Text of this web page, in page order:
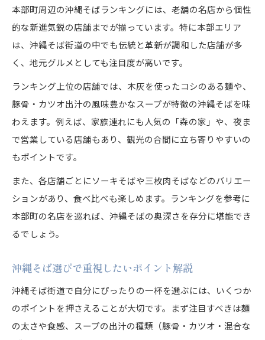
本部町周辺の沖縄そばランキングには、老舗の名店から個性
的な新進気鋭の店舗までが揃っています。特に本部エリア
は、沖縄そば街道の中でも伝統と革新が調和した店舗が多
く、地元グルメとしても注目度が高いです。
ランキング上位の店舗では、木灰を使ったコシのある麺や、
豚骨・カツオ出汁の風味豊かなスープが特徴の沖縄そばを味
わえます。例えば、家族連れにも人気の「森の家」や、夜ま
で営業している店舗もあり、観光の合間に立ち寄りやすいの
もポイントです。
また、各店舗ごとにソーキそばや三枚肉そばなどのバリエー
ションがあり、食べ比べも楽しめます。ランキングを参考に
本部町の名店を巡れば、沖縄そばの奥深さを存分に堪能でき
るでしょう。
沖縄そば選びで重視したいポイント解説
沖縄そば街道で自分にぴったりの一杯を選ぶには、いくつか
のポイントを押さえることが大切です。まず注目すべきは麺
の太さや食感、スープの出汁の種類（豚骨・カツオ・混合な